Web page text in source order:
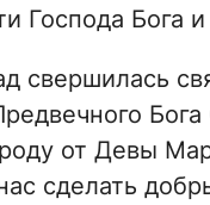
Господа Бога
свершилась
от Девы
сделать